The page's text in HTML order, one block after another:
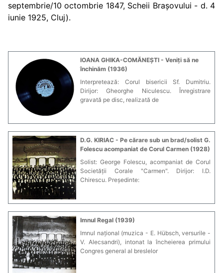
septembrie/10 octombrie 1847, Scheii Brașovului - d. 4
iunie 1925, Cluj).
IOANA GHIKA-COMĂNEȘTI - Veniți să ne
închinăm (1936)
Interpretează: Corul bisericii Sf. Dumitriu.
Dirijor: Gheorghe Niculescu. Înregistrare
gravată pe disc, realizată de
D.G. KIRIAC - Pe cărare sub un brad/solist G.
Folescu acompaniat de Corul Carmen (1928)
Solist: George Folescu, acompaniat de Corul
Societății Corale "Carmen". Dirijor: I.D.
Chirescu. Președinte:
Imnul Regal (1939)
Imnul național (muzica - E. Hübsch, versurile -
V. Alecsandri), intonat la încheierea primului
Congres general al breslelor